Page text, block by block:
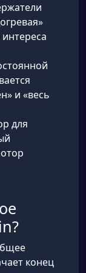
и «весь
для
конец